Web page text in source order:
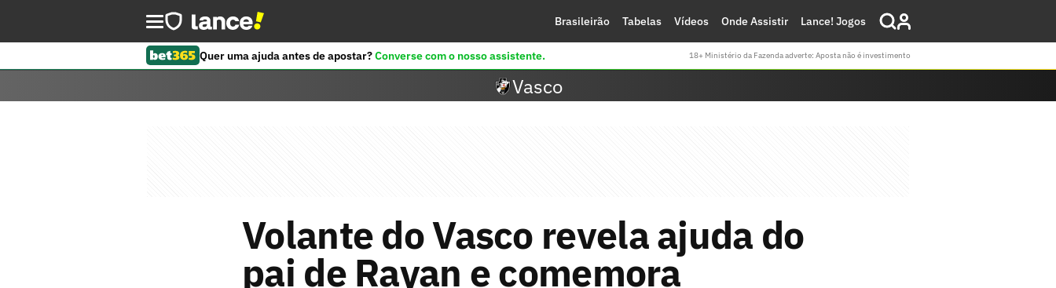
Brasileirão Tabelas Vídeos Onde Assistir Lance! Jogos
Quer uma ajuda antes de apostar?Converse com o nosso assistente. 18+ Ministério da Fazenda adverte: Aposta não é investimento
Vasco
Volante do Vasco revela ajuda do
pai de Rayan e comemora